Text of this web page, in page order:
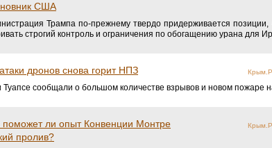
США
Трампа по-прежнему твердо придерживается
строгий контроль и ограничения по обогащению урана для
дронов снова горит НПЗ
Туапсе сообщали о большом количестве взрывов и новом пожаре
поможет ли опыт Конвенции Монтре
пролив?